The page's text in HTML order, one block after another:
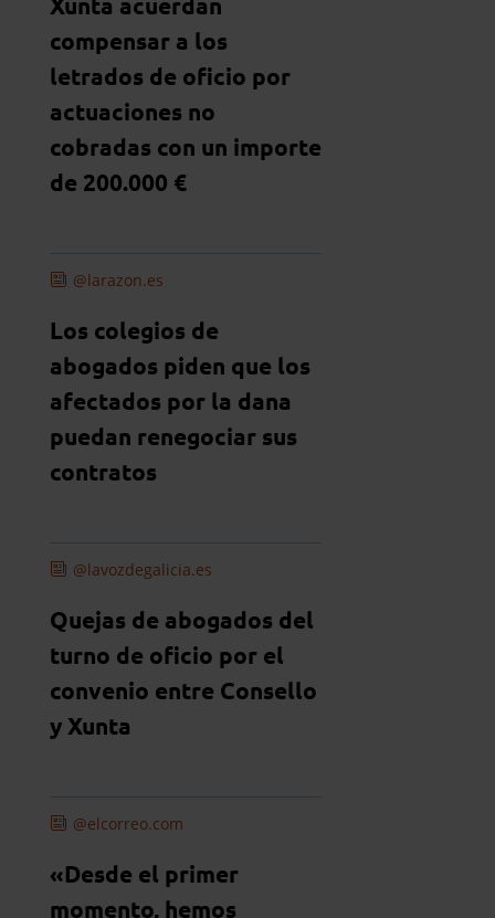
compensar a los
letrados de oficio por
actuaciones no
cobradas con un importe
de 200.000 €
@larazon.es
Los colegios de
abogados piden que los
afectados por la dana
puedan renegociar sus
contratos
@lavozdegalicia.es
Quejas de abogados del
turno de oficio por el
convenio entre Consello
y Xunta
@elcorreo.com
«Desde el primer
momento, hemos